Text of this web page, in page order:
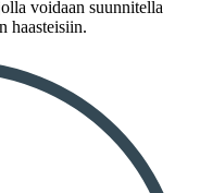
voidaan suunnitella
haasteisiin.